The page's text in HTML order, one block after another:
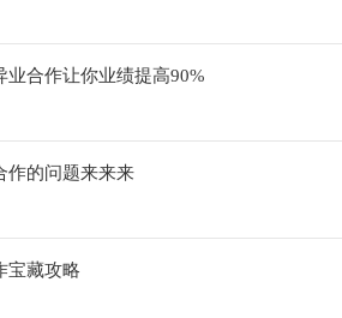
业合作让你业绩提高90%
作的问题来来来
宝藏攻略